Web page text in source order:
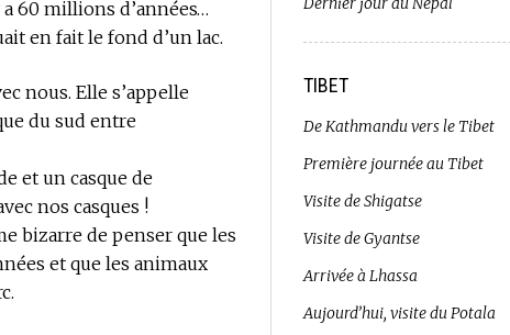
60 millions d’années…
en fait le fond d’un lac.
nous. Elle s’appelle
du sud entre
et un casque de
nos casques !
bizarre de penser que les
et que les animaux
TIBET
De Kathmandu vers le Tibet
Première journée au Tibet
Visite de Shigatse
Visite de Gyantse
Arrivée à Lhassa
Aujourd’hui, visite du Potala